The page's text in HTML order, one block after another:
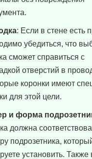
: Если в стене есть
убедиться, что
сможет справиться с
отверстий в
коронки имеют
для этой цели.
и форма
должна
подрозетника,
установить.